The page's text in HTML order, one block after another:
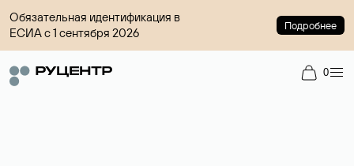
Обязательная идентификация в
ЕСИА с 1 сентября 2026
Подробнее
0